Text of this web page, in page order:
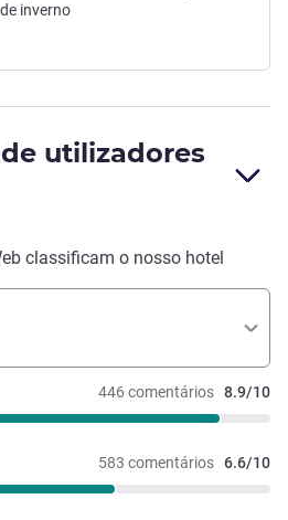
inverno
utilizadores
classificam o nosso hotel
446 comentários 8.9/10
583 comentários 6.6/10